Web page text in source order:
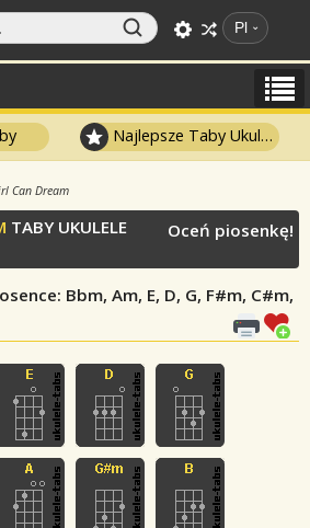
Pl
Najlepsze Taby Ukulele
Can Dream
TABY UKULELE
: Bbm, Am, E, D, G, F#m, C#m,
Oceń piosenkę!